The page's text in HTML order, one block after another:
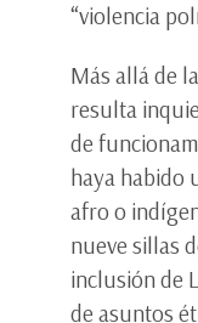
“violencia
Más allá de
resulta
de
haya habido
afro o
nueve sillas
inclusión de
de asuntos